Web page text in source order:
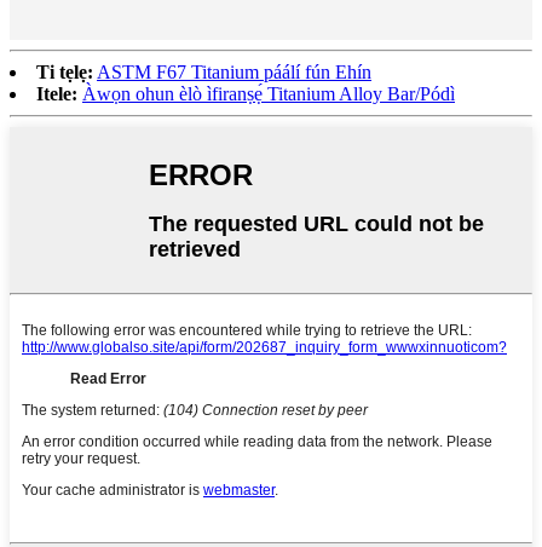
Ti tẹlẹ: ASTM F67 Titanium páálí fún Ehín
Itele: Àwọn ohun èlò ìfiranṣẹ́ Titanium Alloy Bar/Pódì